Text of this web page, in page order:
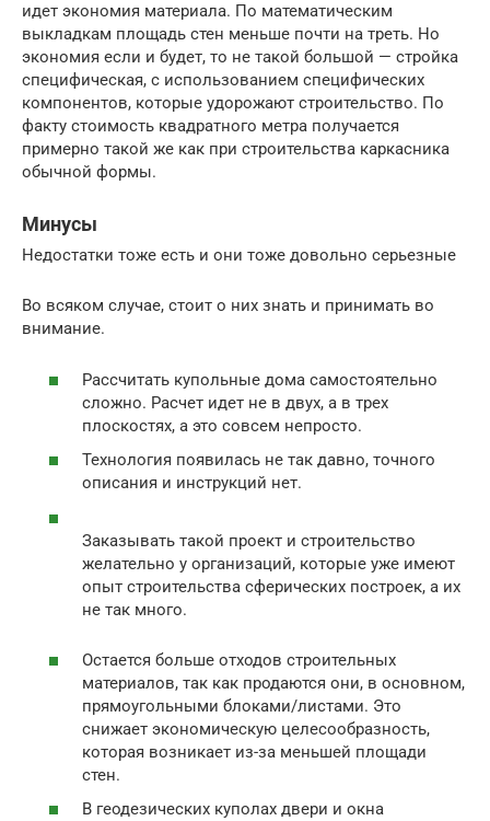
идет экономия материала. По математическим
выкладкам площадь стен меньше почти на треть. Но
экономия если и будет, то не такой большой — стройка
специфическая, с использованием специфических
компонентов, которые удорожают строительство. По
факту стоимость квадратного метра получается
примерно такой же как при строительства каркасника
обычной формы.
Минусы
Недостатки тоже есть и они тоже довольно серьезные
Во всяком случае, стоит о них знать и принимать во
внимание.
Рассчитать купольные дома самостоятельно
сложно. Расчет идет не в двух, а в трех
плоскостях, а это совсем непросто.
Технология появилась не так давно, точного
описания и инструкций нет.
Заказывать такой проект и строительство
желательно у организаций, которые уже имеют
опыт строительства сферических построек, а их
не так много.
Остается больше отходов строительных
материалов, так как продаются они, в основном,
прямоугольными блоками/листами. Это
снижает экономическую целесообразность,
которая возникает из-за меньшей площади
стен.
В геодезических куполах двери и окна